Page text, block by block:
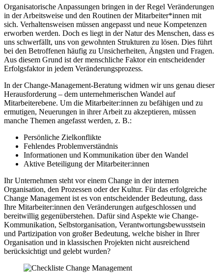
Organisatorische Anpassungen bringen in der Regel Veränderungen
in der Arbeitsweise und den Routinen der Mitarbeiter*innen mit
sich. Verhaltensweisen müssen angepasst und neue Kompetenzen
erworben werden. Doch es liegt in der Natur des Menschen, dass es
uns schwerfällt, uns von gewohnten Strukturen zu lösen. Dies führt
bei den Betroffenen häufig zu Unsicherheiten, Ängsten und Fragen.
Aus diesem Grund ist der menschliche Faktor ein entscheidender
Erfolgsfaktor in jedem Veränderungsprozess.
In der Change-Management-Beratung widmen wir uns genau dieser
Herausforderung – dem unternehmerischen Wandel auf
Mitarbeiterebene. Um die Mitarbeiter:innen zu befähigen und zu
ermutigen, Neuerungen in ihrer Arbeit zu akzeptieren, müssen
manche Themen angefasst werden, z. B.:
Persönliche Zielkonflikte
Fehlendes Problemverständnis
Informationen und Kommunikation über den Wandel
Aktive Beteiligung der Mitarbeiter:innen
Ihr Unternehmen steht vor einem Change in der internen
Organisation, den Prozessen oder der Kultur. Für das erfolgreiche
Change Management ist es von entscheidender Bedeutung, dass
Ihre Mitarbeiter:innen den Veränderungen aufgeschlossen und
bereitwillig gegenüberstehen. Dafür sind Aspekte wie Change-
Kommunikation, Selbstorganisation, Verantwortungsbewusstsein
und Partizipation von großer Bedeutung, welche bisher in Ihrer
Organisation und in klassischen Projekten nicht ausreichend
berücksichtigt und gelebt wurden?